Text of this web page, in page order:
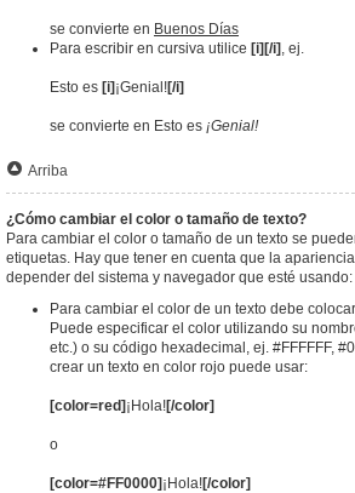
se convierte en Buenos Días
Para escribir en cursiva utilice [i][/i] , ej.
Esto es [i]¡Genial![/i]
se convierte en Esto es ¡Genial!
Arriba
¿Cómo cambiar el color o tamaño de texto?
Para cambiar el color o tamaño de un texto se
etiquetas. Hay que tener en cuenta que la
depender del sistema y navegador que esté usando:
Para cambiar el color de un texto debe
Puede especificar el color utilizando su
etc.) o su código hexadecimal, ej. #FFFFFF,
crear un texto en color rojo puede usar:
[color=red] ¡Hola![/color]
o
[color=#FF0000] ¡Hola![/color]